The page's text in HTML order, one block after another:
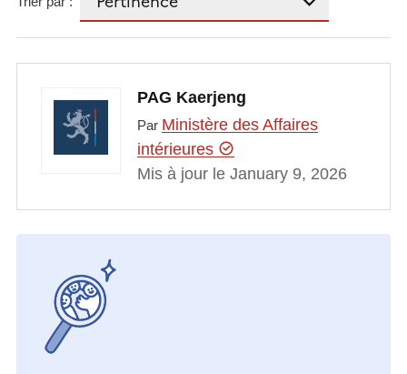
PAG Kaerjeng
Par Ministère des Affaires
intérieures
Mis à jour le January 9, 2026